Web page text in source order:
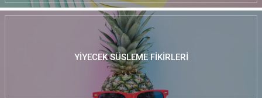
YIYECEK SÜSLEME FIKIRLERI